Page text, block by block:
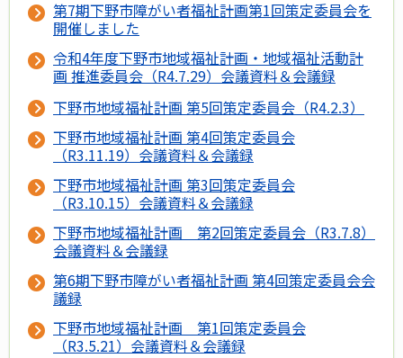
第7期下野市障がい者福祉計画第1回策定委員会を
開催しました
令和4年度下野市地域福祉計画・地域福祉活動計
画 推進委員会（R4.7.29）会議資料＆会議録
下野市地域福祉計画 第5回策定委員会（R4.2.3）
下野市地域福祉計画 第4回策定委員会
（R3.11.19）会議資料＆会議録
下野市地域福祉計画 第3回策定委員会
（R3.10.15）会議資料＆会議録
下野市地域福祉計画 第2回策定委員会（R3.7.8）
会議資料＆会議録
第6期下野市障がい者福祉計画 第4回策定委員会会
議録
下野市地域福祉計画 第1回策定委員会
（R3.5.21）会議資料＆会議録